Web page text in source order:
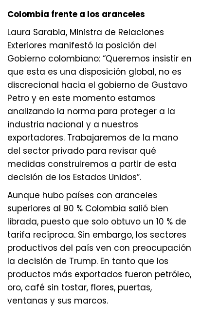
Colombia frente a los aranceles
Laura Sarabia, Ministra de Relaciones
Exteriores manifestó la posición del
Gobierno colombiano: “Queremos insistir en
que esta es una disposición global, no es
discrecional hacia el gobierno de Gustavo
Petro y en este momento estamos
analizando la norma para proteger a la
industria nacional y a nuestros
exportadores. Trabajaremos de la mano
del sector privado para revisar qué
medidas construiremos a partir de esta
decisión de los Estados Unidos”.
Aunque hubo países con aranceles
superiores al 90 % Colombia salió bien
librada, puesto que solo obtuvo un 10 % de
tarifa recíproca. Sin embargo, los sectores
productivos del país ven con preocupación
la decisión de Trump. En tanto que los
productos más exportados fueron petróleo,
oro, café sin tostar, flores, puertas,
ventanas y sus marcos.